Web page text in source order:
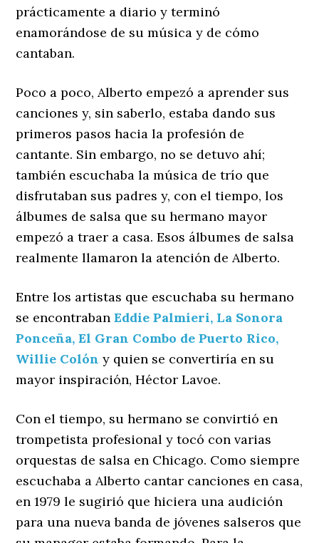
prácticamente a diario y terminó
enamorándose de su música y de cómo
cantaban.
Poco a poco, Alberto empezó a aprender sus
canciones y, sin saberlo, estaba dando sus
primeros pasos hacia la profesión de
cantante. Sin embargo, no se detuvo ahí;
también escuchaba la música de trío que
disfrutaban sus padres y, con el tiempo, los
álbumes de salsa que su hermano mayor
empezó a traer a casa. Esos álbumes de salsa
realmente llamaron la atención de Alberto.
Entre los artistas que escuchaba su hermano
se encontrabanEddie Palmieri, La Sonora
Ponceña, El Gran Combo de Puerto Rico,
Willie Colón y quien se convertiría en su
mayor inspiración, Héctor Lavoe.
Con el tiempo, su hermano se convirtió en
trompetista profesional y tocó con varias
orquestas de salsa en Chicago. Como siempre
escuchaba a Alberto cantar canciones en casa,
en 1979 le sugirió que hiciera una audición
para una nueva banda de jóvenes salseros que